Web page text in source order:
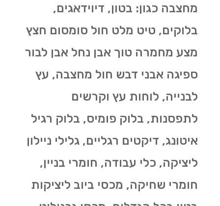
מחצבה כגון: בטון, דיוידאגים,
בלוקים, טיט מלט חול סומסום חצץ
מצע מחמרה טוך אבן נחל אבן לבור
ספיגה אבני דבש חול מחצבה, עץ
לבנייה, לוחות עץ וקרשים
לתפסנות, בלוק פומיס, בלוק רגיל
איטונג, דיקטים רגליים, גלילי ניילון
ליציקה, כלי עבודה, חומרי בניין,
חומרי שחיקה, מכסי ביוב ליציקות